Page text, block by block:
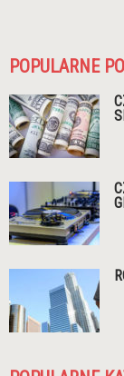
POPULARNE